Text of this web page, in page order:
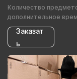
Количество
дополнительное
Заказат
ь